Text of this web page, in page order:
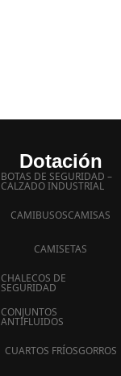
Dotación
BOTAS DE SEGURIDAD –
CALZADO INDUSTRIAL
CAMIBUSOSCAMISAS
CAMISETAS
CHALECOS DE
SEGURIDAD
CONJUNTOS
ANTIFLUIDOS
CUARTOS FRÍOSGORROS